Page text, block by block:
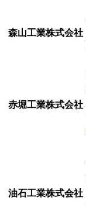
森山工業株式会社
赤堀工業株式会社
油石工業株式会社